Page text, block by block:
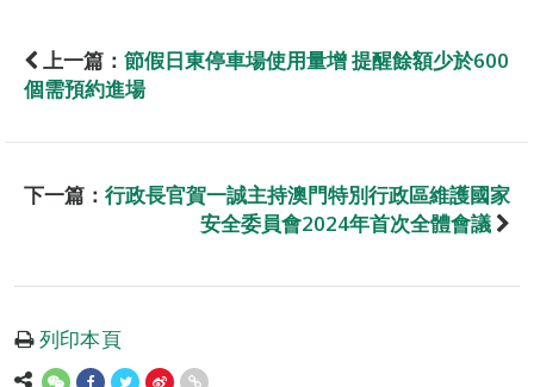
上一篇： 節假日東停車場使用量增 提醒餘額少於600
個需預約進場
下一篇： 行政長官賀一誠主持澳門特別行政區維護國家
安全委員會2024年首次全體會議
列印本頁